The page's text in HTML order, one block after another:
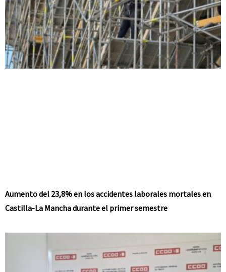
Aumento del 23,8% en los accidentes laborales mortales en
Castilla-La Mancha durante el primer semestre